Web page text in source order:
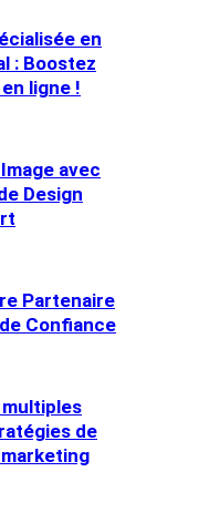
en
: Boostez
ligne !
avec
Design
Partenaire
Confiance
de